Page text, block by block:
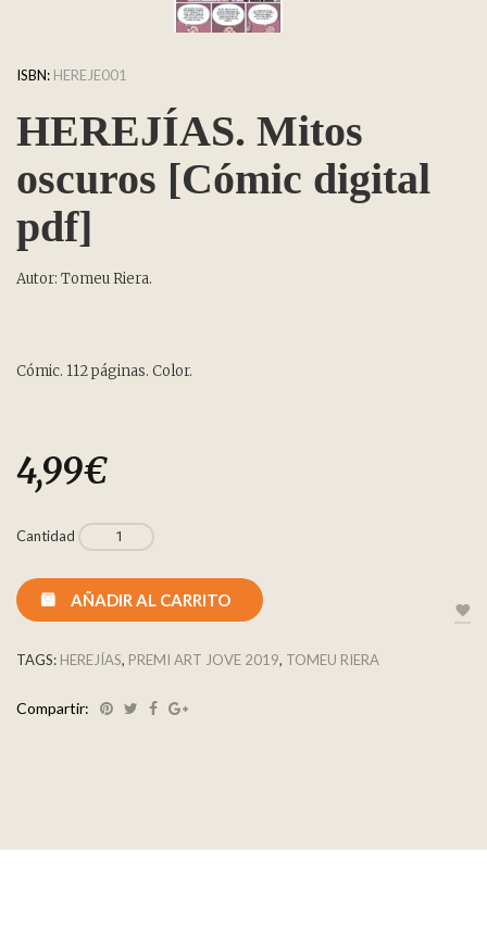
ISBN: HEREJE001
HEREJÍAS. Mitos
oscuros [Cómic digital
pdf]
Autor: Tomeu Riera.
Cómic. 112 páginas. Color.
4,99€
Cantidad
AÑADIR AL CARRITO
TAGS: HEREJÍAS, PREMI ART JOVE 2019, TOMEU RIERA
Compartir: